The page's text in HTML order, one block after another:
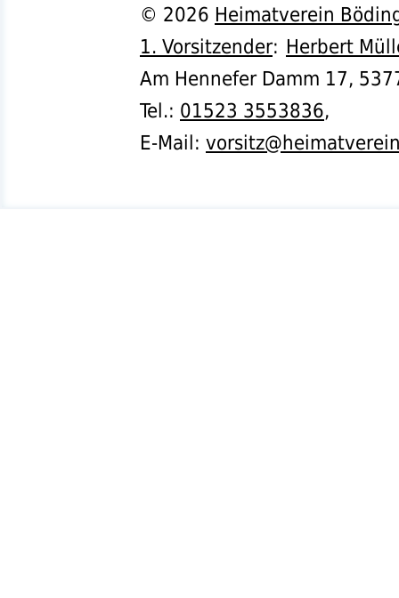
© 2026 Heimatverein
1. Vorsitzender: Herbert
Am Hennefer Damm 17,
Tel.: 01523 3553836,
E-Mail: